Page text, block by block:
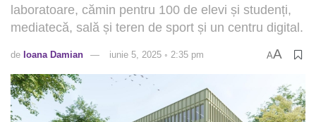
laboratoare, cămin pentru 100 de elevi și studenți,
mediatecă, sală și teren de sport și un centru digital.
de Ioana Damian iunie 5, 2025 ◦ 2:35 pm AA